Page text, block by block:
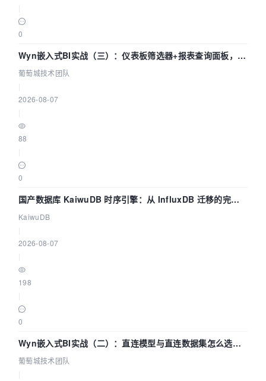
0
Wyn嵌入式BI实战（三）：仪表板筛选器+报表查询面板，参
数联动全闭环
葡萄城技术团队
2026-08-07
88
0
国产数据库 KaiwuDB 时序引擎：从 InfluxDB 迁移的完整
技术路径
KaiwuDB
2026-08-07
198
0
Wyn嵌入式BI实战（二）：直连模型与直连数据集怎么选，
参数为什么不生效？| 葡萄城技术团队
葡萄城技术团队